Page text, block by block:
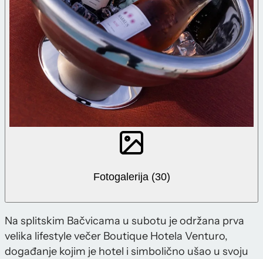
Fotogalerija (30)
Na splitskim Bačvicama u subotu je održana prva
velika lifestyle večer Boutique Hotela Venturo,
događanje kojim je hotel i simbolično ušao u svoju